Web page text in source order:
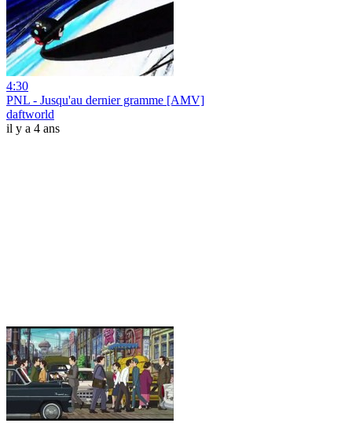
4:30
PNL - Jusqu'au dernier gramme [AMV]
daftworld
il y a 4 ans